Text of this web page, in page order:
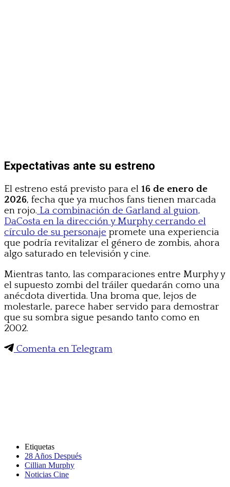
Expectativas ante su estreno
El estreno está previsto para el 16 de enero de
2026, fecha que ya muchos fans tienen marcada
en rojo. La combinación de Garland al guion,
DaCosta en la dirección y Murphy cerrando el
círculo de su personaje promete una experiencia
que podría revitalizar el género de zombis, ahora
algo saturado en televisión y cine.
Mientras tanto, las comparaciones entre Murphy y
el supuesto zombi del tráiler quedarán como una
anécdota divertida. Una broma que, lejos de
molestarle, parece haber servido para demostrar
que su sombra sigue pesando tanto como en
2002.
Comenta en Telegram
Etiquetas
28 Años Después
Cillian Murphy
Noticias Cine